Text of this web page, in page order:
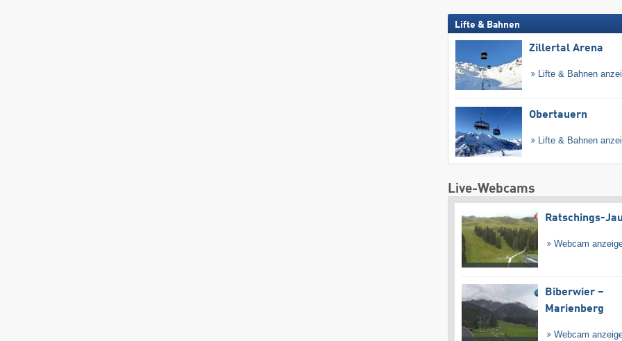
Lifte & Bahnen
Zillertal Arena
Lifte & Bahnen
Obertauern
Lifte & Bahnen
Live-Webcams
Ratschings-
Webcam
Biberwier –
Marienberg
Webcam